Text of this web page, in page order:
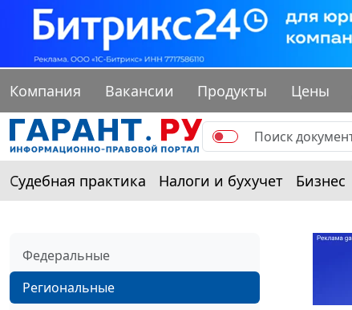
Компания Вакансии Продукты Цены
Судебная практика Налоги и бухучет Бизнес
Федеральные
Региональные